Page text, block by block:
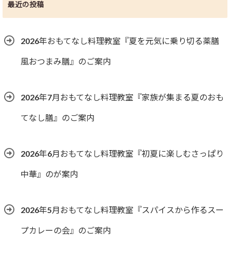
最近の投稿
2026年おもてなし料理教室『夏を元気に乗り切る薬膳
風おつまみ膳』のご案内
2026年7月おもてなし料理教室『家族が集まる夏のおも
てなし膳』のご案内
2026年6月おもてなし料理教室『初夏に楽しむさっぱり
中華』のが案内
2026年5月おもてなし料理教室『スパイスから作るスー
プカレーの会』のご案内